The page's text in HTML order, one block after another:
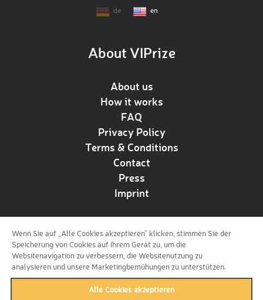
de en
About VIPrize
About us
How it works
FAQ
Privacy Policy
Terms & Conditions
Contact
Press
Imprint
Follow us!
Wenn Sie auf „Alle Cookies akzeptieren“ klicken, stimmen Sie der
Speicherung von Cookies auf Ihrem Gerät zu, um die
Websitenavigation zu verbessern, die Websitenutzung zu
analysieren und unsere Marketingbemühungen zu unterstützen.
Alle Cookies akzeptieren